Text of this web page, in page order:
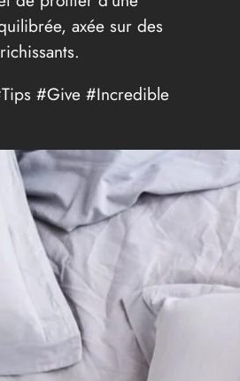
axée sur des
#Give #Incredible